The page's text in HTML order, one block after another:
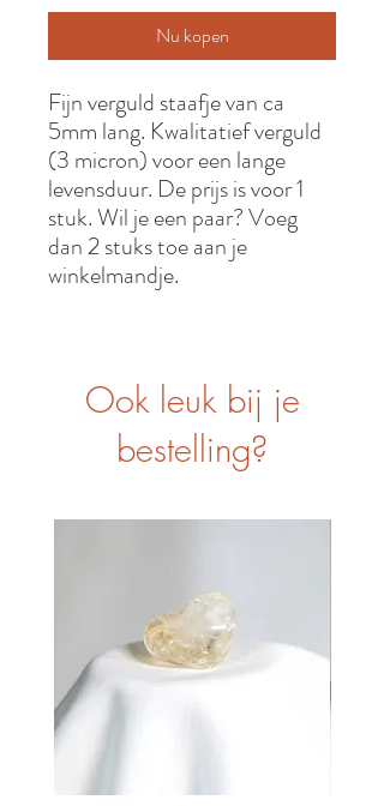
Nu kopen
Fijn verguld staafje van ca
5mm lang. Kwalitatief verguld
(3 micron) voor een lange
levensduur. De prijs is voor 1
stuk. Wil je een paar? Voeg
dan 2 stuks toe aan je
winkelmandje.
Ook leuk bij je
bestelling?